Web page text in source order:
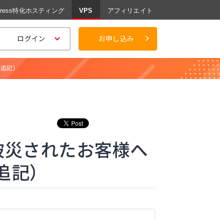
特化ホスティング VPS アフィリエイト
ログイン お申し込み
記）
されたお客様へ
）